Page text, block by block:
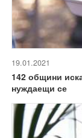
19.01.2021
142 общини
нуждаещи се